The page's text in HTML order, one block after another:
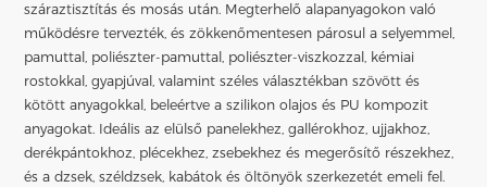
száraztisztítás és mosás után. Megterhelő alapanyagokon való
működésre tervezték, és zökkenőmentesen párosul a selyemmel,
pamuttal, poliészter-pamuttal, poliészter-viszkozzal, kémiai
rostokkal, gyapjúval, valamint széles választékban szövött és
kötött anyagokkal, beleértve a szilikon olajos és PU kompozit
anyagokat. Ideális az elülső panelekhez, gallérokhoz, ujjakhoz,
derékpántokhoz, plécekhez, zsebekhez és megerősítő részekhez,
és a dzsek, széldzsek, kabátok és öltönyök szerkezetét emeli fel.